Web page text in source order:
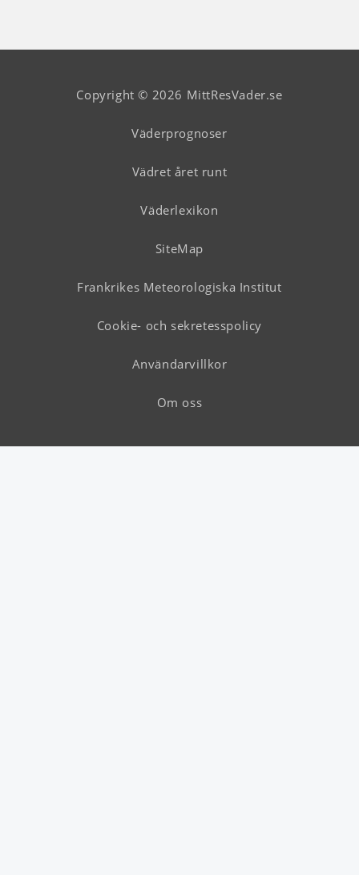
Copyright © 2026 MittResVader.se
Väderprognoser
Vädret året runt
Väderlexikon
SiteMap
Frankrikes Meteorologiska Institut
Cookie- och sekretesspolicy
Användarvillkor
Om oss